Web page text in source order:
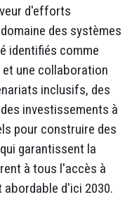
d'efforts
des systèmes
identifiés comme
une collaboration
inclusifs, des
investissements à
pour construire des
garantissent la
à tous l'accès à
d'ici 2030.